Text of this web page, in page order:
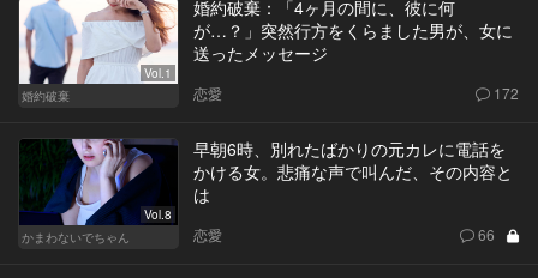
Vol.1
婚約破棄
婚約破棄：「4ヶ月の間に、彼に何
が…？」突然行方をくらました男が、女に
送ったメッセージ
恋愛 172
Vol.8
かまわないでちゃん
早朝6時、別れたばかりの元カレに電話を
かける女。悲痛な声で叫んだ、その内容と
は
恋愛 66